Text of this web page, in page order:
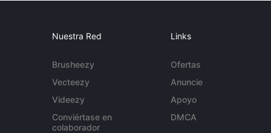
Nuestra Red
Brusheezy
Vecteezy
Videezy
Conviértase en
colaborador
Links
Ofertas
Anuncie
Apoyo
DMCA